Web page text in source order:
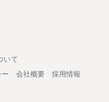
いて
ー 会社概要
採用情報